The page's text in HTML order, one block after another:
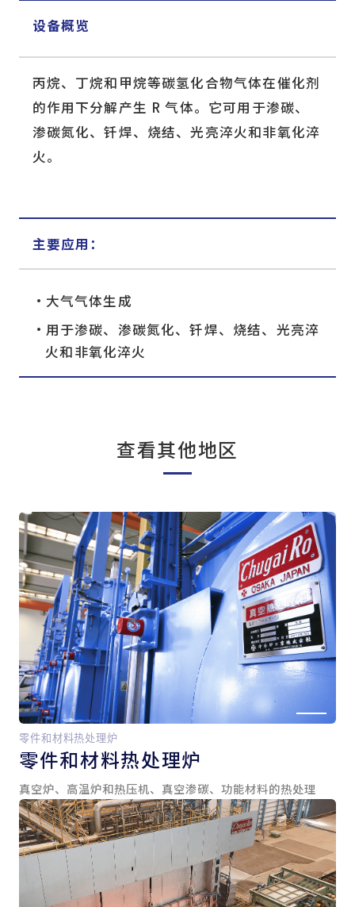
设备概览
丙烷、丁烷和甲烷等碳氢化合物气体在催化剂
的作用下分解产生 R 气体。它可用于渗碳、
渗碳氮化、钎焊、烧结、光亮淬火和非氧化淬
火。
主要应用：
大气气体生成
用于渗碳、渗碳氮化、钎焊、烧结、光亮淬
火和非氧化淬火
查看其他地区
零件和材料热处理炉
零件和材料热处理炉
真空炉、高温炉和热压机、真空渗碳、功能材料的热处理